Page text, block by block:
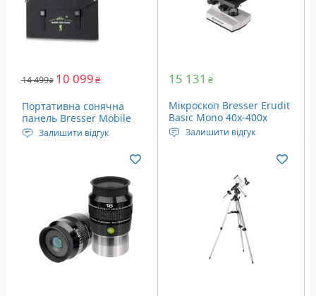
14 499₴ 10 099₴
Портативна сонячна
панель Bresser Mobile
Solar Charger 120 Watt
(3810070)
Залишити відгук
15 131 ₴
Мікроскоп Bresser Erudit
Basic Mono 40x-400x
(5102100)
Залишити відгук
Збільшення мікроскопа:
Збільшення окуляра: 10х
Вага: 2.34 кг